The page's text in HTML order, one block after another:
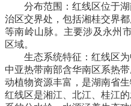
分布范围：红线区位于湖
治区交界处，包括湘桂交界
等南岭山脉。主要涉及永州
区域。
生态系统特征：红线区为
中亚热带南部含华南区系热
动植物资源丰富，是湖南省
红线区是湘江、北江、桂江